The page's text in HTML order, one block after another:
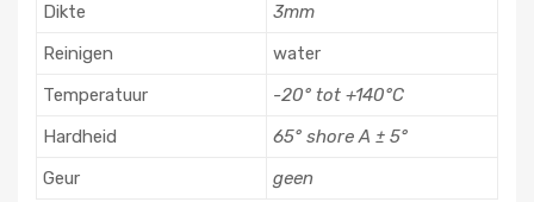
Dikte
3mm
Reinigen
water
Temperatuur
-20° tot +140°C
Hardheid
65° shore A ± 5°
Geur
geen